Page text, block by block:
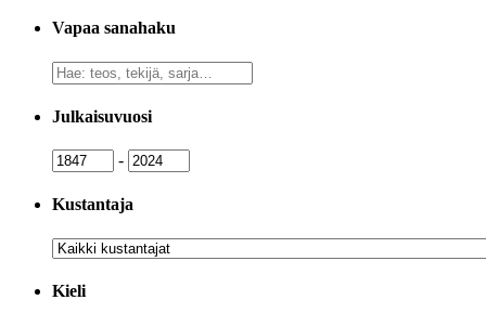
Vapaa sanahaku
Vapaa
sanahaku
Julkaisuvuosi
Julkaisuvuosi
- Julkaisuvuosi
Kustantaja
Kustantaja
Kieli